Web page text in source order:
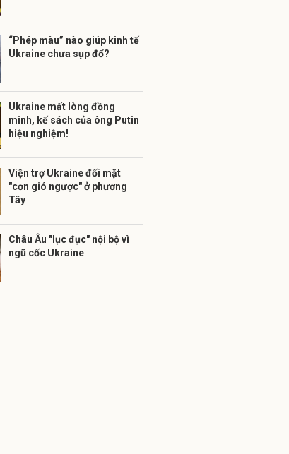
“Phép màu” nào giúp kinh tế
Ukraine chưa sụp đổ?
Ukraine mất lòng đồng
minh, kế sách của ông Putin
hiệu nghiệm!
Viện trợ Ukraine đối mặt
"cơn gió ngược" ở phương
Tây
Châu Âu "lục đục" nội bộ vì
ngũ cốc Ukraine